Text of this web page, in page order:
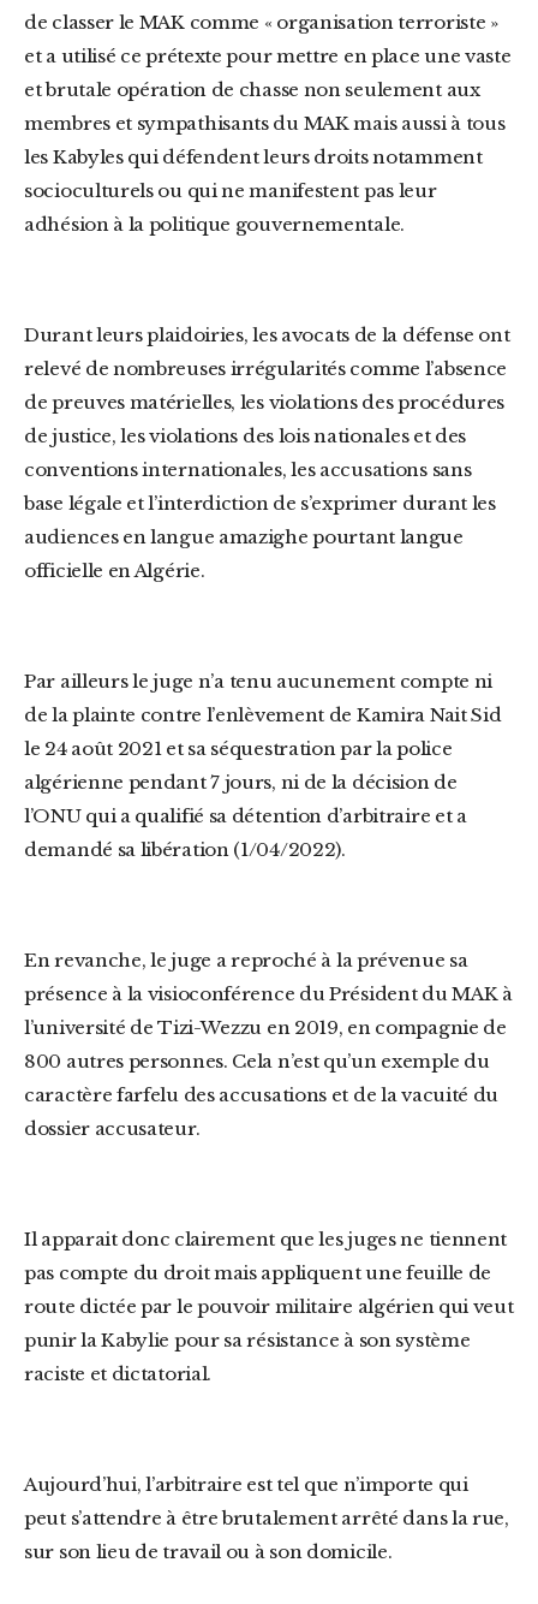
de classer le MAK comme « organisation terroriste »
et a utilisé ce prétexte pour mettre en place une vaste
et brutale opération de chasse non seulement aux
membres et sympathisants du MAK mais aussi à tous
les Kabyles qui défendent leurs droits notamment
socioculturels ou qui ne manifestent pas leur
adhésion à la politique gouvernementale.
Durant leurs plaidoiries, les avocats de la défense ont
relevé de nombreuses irrégularités comme l’absence
de preuves matérielles, les violations des procédures
de justice, les violations des lois nationales et des
conventions internationales, les accusations sans
base légale et l’interdiction de s’exprimer durant les
audiences en langue amazighe pourtant langue
officielle en Algérie.
Par ailleurs le juge n’a tenu aucunement compte ni
de la plainte contre l’enlèvement de Kamira Nait Sid
le 24 août 2021 et sa séquestration par la police
algérienne pendant 7 jours, ni de la décision de
l’ONU qui a qualifié sa détention d’arbitraire et a
demandé sa libération (1/04/2022).
En revanche, le juge a reproché à la prévenue sa
présence à la visioconférence du Président du MAK à
l’université de Tizi-Wezzu en 2019, en compagnie de
800 autres personnes. Cela n’est qu’un exemple du
caractère farfelu des accusations et de la vacuité du
dossier accusateur.
Il apparait donc clairement que les juges ne tiennent
pas compte du droit mais appliquent une feuille de
route dictée par le pouvoir militaire algérien qui veut
punir la Kabylie pour sa résistance à son système
raciste et dictatorial.
Aujourd’hui, l’arbitraire est tel que n’importe qui
peut s’attendre à être brutalement arrêté dans la rue,
sur son lieu de travail ou à son domicile.